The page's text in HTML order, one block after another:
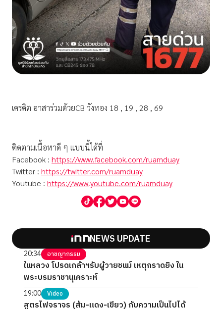
เครดิต อาสาร่วมด้วยCB วังทอง 18 , 19 , 28 , 69
ติดตามเนื้อหาดี ๆ แบบนี้ได้ที่
Facebook : https://www.facebook.com/ruamduay
Twitter : https://twitter.com/ruamduay
Youtube : https://www.youtube.com/ruamduay
NEWS UPDATE
20:34 อาชญากรรม
ในหลวง โปรดเกล้าฯรับผู้วายชนม์ เหตุกราดยิง ใน
พระบรมราชานุเคราะห์
19:00 Video
สูตรไฟจราจร (ส้ม-แดง-เขียว) กับความเป็นไปได้